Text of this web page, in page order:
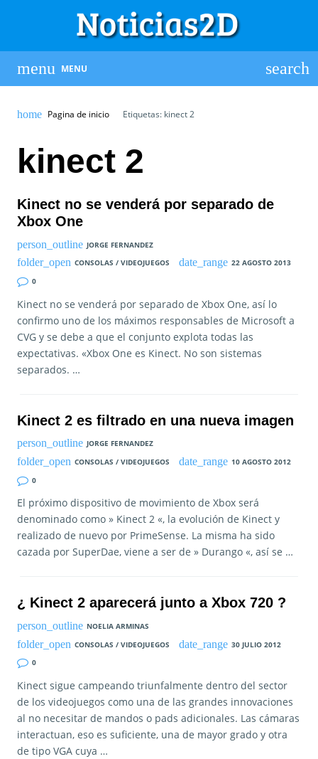
MENU
Pagina de inicio Etiquetas: kinect 2
kinect 2
Kinect no se venderá por separado de
Xbox One
JORGE FERNANDEZ
CONSOLAS / VIDEOJUEGOS
22 AGOSTO 2013
0
Kinect no se venderá por separado de Xbox One, así lo
confirmo uno de los máximos responsables de Microsoft a
CVG y se debe a que el conjunto explota todas las
expectativas. «Xbox One es Kinect. No son sistemas
separados. …
Kinect 2 es filtrado en una nueva imagen
JORGE FERNANDEZ
CONSOLAS / VIDEOJUEGOS
10 AGOSTO 2012
0
El próximo dispositivo de movimiento de Xbox será
denominado como » Kinect 2 «, la evolución de Kinect y
realizado de nuevo por PrimeSense. La misma ha sido
cazada por SuperDae, viene a ser de » Durango «, así se …
¿ Kinect 2 aparecerá junto a Xbox 720 ?
NOELIA ARMINAS
CONSOLAS / VIDEOJUEGOS
30 JULIO 2012
0
Kinect sigue campeando triunfalmente dentro del sector
de los videojuegos como una de las grandes innovaciones
al no necesitar de mandos o pads adicionales. Las cámaras
interactuan, eso es suficiente, una de mayor grado y otra
de tipo VGA cuya …